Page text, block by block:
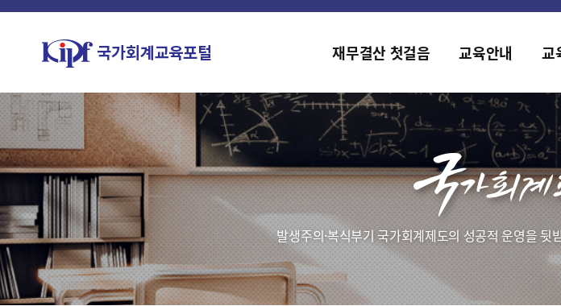
홈페이지가 새롭게 개편되
재무결산 첫걸음 교육안내 교
발생주의·복식부기 국가회계제도의 성공적 운영을